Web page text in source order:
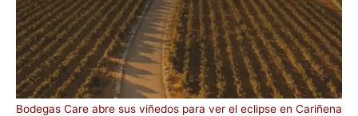
Bodegas Care abre sus viñedos para ver el eclipse en Cariñena